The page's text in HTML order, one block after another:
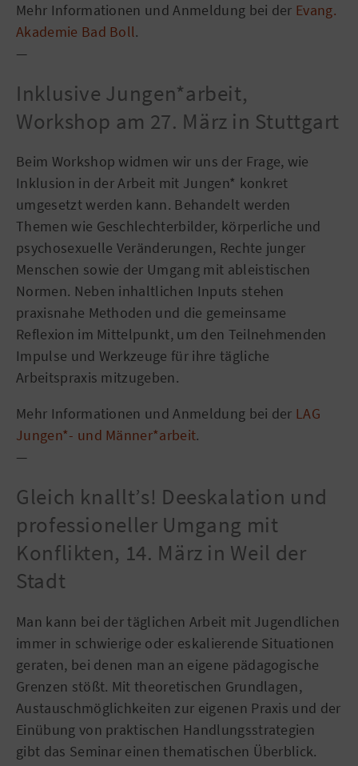
Mehr Informationen und Anmeldung bei der Evang.
Akademie Bad Boll.
—
Inklusive Jungen*arbeit,
Workshop am 27. März in Stuttgart
Beim Workshop widmen wir uns der Frage, wie
Inklusion in der Arbeit mit Jungen* konkret
umgesetzt werden kann. Behandelt werden
Themen wie Geschlechterbilder, körperliche und
psychosexuelle Veränderungen, Rechte junger
Menschen sowie der Umgang mit ableistischen
Normen. Neben inhaltlichen Inputs stehen
praxisnahe Methoden und die gemeinsame
Reflexion im Mittelpunkt, um den Teilnehmenden
Impulse und Werkzeuge für ihre tägliche
Arbeitspraxis mitzugeben.
Mehr Informationen und Anmeldung bei der LAG
Jungen*- und Männer*arbeit.
—
Gleich knallt’s! Deeskalation und
professioneller Umgang mit
Konflikten, 14. März in Weil der
Stadt
Man kann bei der täglichen Arbeit mit Jugendlichen
immer in schwierige oder eskalierende Situationen
geraten, bei denen man an eigene pädagogische
Grenzen stößt. Mit theoretischen Grundlagen,
Austauschmöglichkeiten zur eigenen Praxis und der
Einübung von praktischen Handlungsstrategien
gibt das Seminar einen thematischen Überblick.